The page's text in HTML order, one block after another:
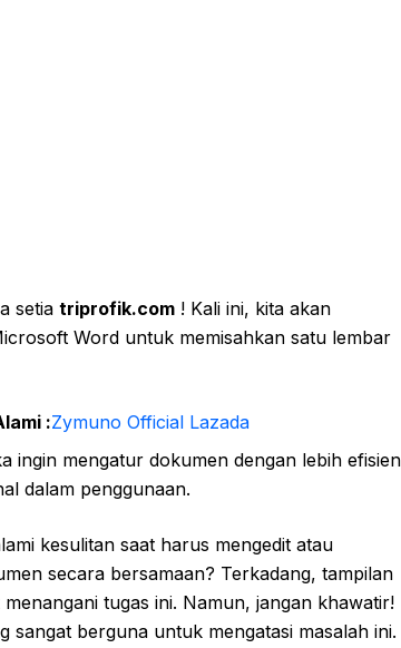
setia triprofik.com ! Kali ini, kita akan
Word untuk memisahkan satu lembar
:Zymuno Official Lazada
ingin mengatur dokumen dengan lebih efisien
dalam penggunaan.
kesulitan saat harus mengedit atau
secara bersamaan? Terkadang, tampilan
tugas ini. Namun, jangan khawatir!
sangat berguna untuk mengatasi masalah ini.